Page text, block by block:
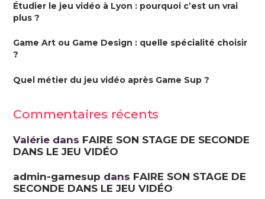
Étudier le jeu vidéo à Lyon : pourquoi c’est un vrai
plus ?
Game Art ou Game Design : quelle spécialité choisir
?
Quel métier du jeu vidéo après Game Sup ?
Commentaires récents
Valérie dans FAIRE SON STAGE DE SECONDE
DANS LE JEU VIDÉO
admin-gamesup dans FAIRE SON STAGE DE
SECONDE DANS LE JEU VIDÉO